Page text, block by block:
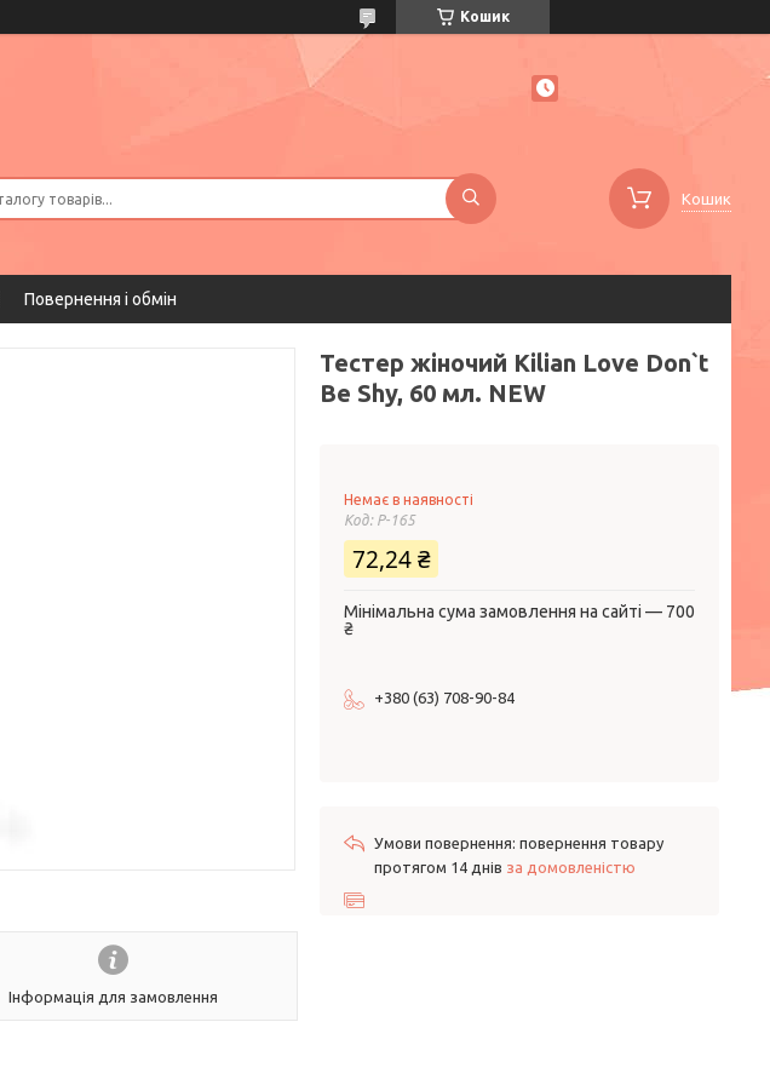
Кошик
Кошик
Повернення і обмін
Інформація для замовлення
Тестер жіночий Kilian Love Don`t
Be Shy, 60 мл. NEW
Немає в наявності
Код: P-165
72,24 ₴
Мінімальна сума замовлення на сайті — 700
₴
+380 (63) 708-90-84
повернення товару
протягом 14 днів за домовленістю